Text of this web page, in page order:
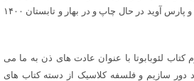
انتشارات آقایی، زرین اندیشمند و پارس آوید در حال چاپ و در بهار و تابستان ۱۴۰۰
کتاب لئوبابوتا با عنوان عادت های ذن به ما می
دور سازیم و فلسفه کلاسیک از دسته کتاب های